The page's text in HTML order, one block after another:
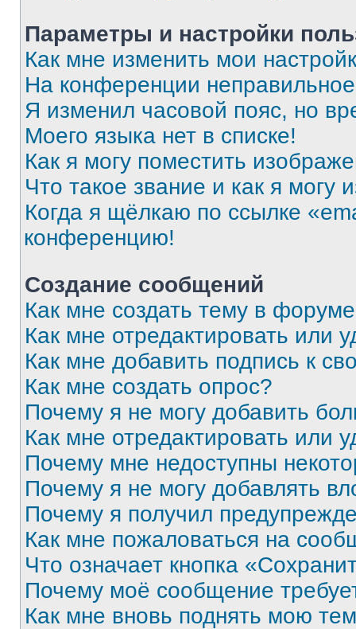
Параметры и настройки
Как мне изменить мои
На конференции
Я изменил часовой пояс, но
Моего языка нет в списке!
Как я могу поместить
Что такое звание и как я могу
Когда я щёлкаю по ссылке
конференцию!
Создание сообщений
Как мне создать тему в
Как мне отредактировать или
Как мне добавить подпись к
Как мне создать опрос?
Почему я не могу добавить
Как мне отредактировать или
Почему мне недоступны
Почему я не могу добавлять
Почему я получил
Как мне пожаловаться на
Что означает кнопка
Почему моё сообщение
Как мне вновь поднять мою